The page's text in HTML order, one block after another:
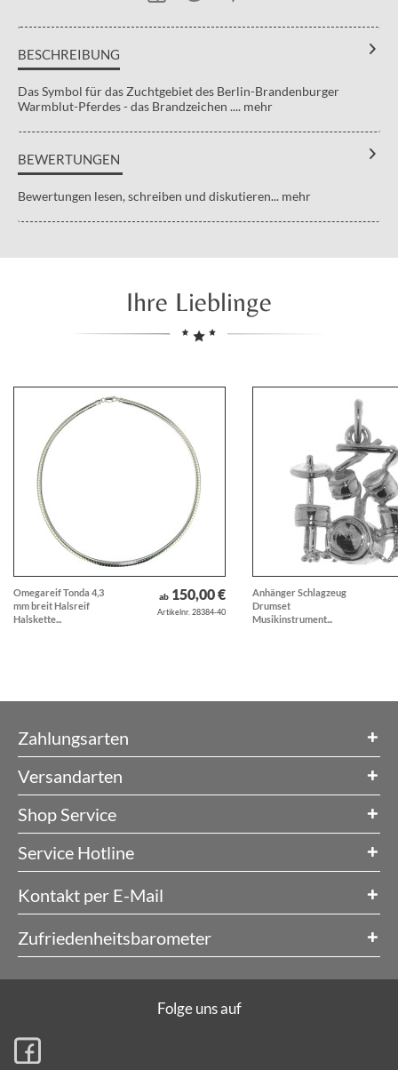
BESCHREIBUNG
Das Symbol für das Zuchtgebiet des Berlin-Brandenburger
Warmblut-Pferdes - das Brandzeichen .... mehr
BEWERTUNGEN
Bewertungen lesen, schreiben und diskutieren... mehr
Ihre Lieblinge
Omegareif Tonda 4,3
mm breit Halsreif
Halskette...
ab150,00 €
Artikelnr. 28384-40
Anhänger Schlagzeug
Drumset
Musikinstrument...
Zahlungsarten
Versandarten
Shop Service
Service Hotline
Kontakt per E-Mail
Zufriedenheitsbarometer
Folge uns auf